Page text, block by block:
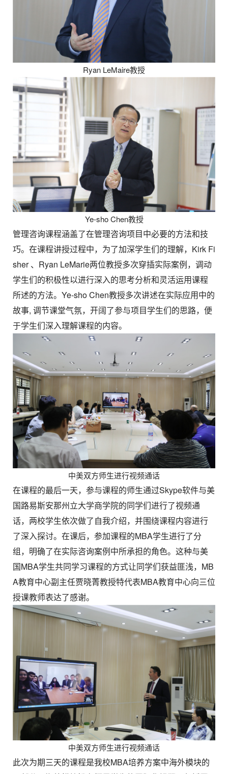
Ryan LeMaire教授
Ye-sho Chen教授
管理咨询课程涵盖了在管理咨询项目中必要的方法和技
巧。在课程讲授过程中，为了加深学生们的理解，Kirk Fi
sher 、Ryan LeMarie两位教授多次穿插实际案例，调动
学生们的积极性以进行深入的思考分析和灵活运用课程
所述的方法。Ye-sho Chen教授多次讲述在实际应用中的
故事, 调节课堂气氛，开阔了参与项目学生们的思路，便
于学生们深入理解课程的内容。
中美双方师生进行视频通话
在课程的最后一天，参与课程的师生通过Skype软件与美
国路易斯安那州立大学商学院的同学们进行了视频通
话，两校学生依次做了自我介绍，并围绕课程内容进行
了深入探讨。在课后，参加课程的MBA学生进行了分
组，明确了在实际咨询案例中所承担的角色。这种与美
国MBA学生共同学习课程的方式让同学们获益匪浅，MB
A教育中心副主任贾晓菁教授特代表MBA教育中心向三位
授课教师表达了感谢。
中美双方师生进行视频通话
此次为期三天的课程是我校MBA培养方案中海外模块的